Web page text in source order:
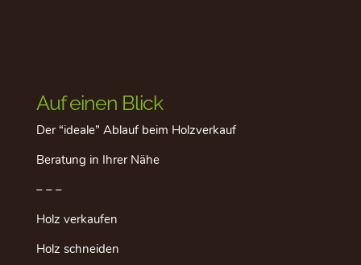
Auf einen Blick
Der “ideale” Ablauf beim Holzverkauf
Beratung in Ihrer Nähe
– – –
Holz verkaufen
Holz schneiden